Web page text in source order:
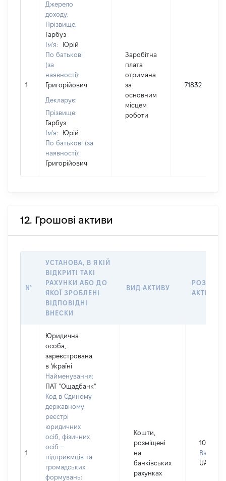
1
Джерело
доходу:
Прізвище:
Гарбуз
Ім'я:
Юрій
По батькові
(за
наявності):
Григорійович
Декларує:
Прізвище:
Гарбуз
Ім'я:
Юрій
По батькові (за
наявності):
Григорійович
Заробітна
плата
отримана
за
основним
місцем
роботи
71832
12. Грошові активи
№
УСТАНОВА, В ЯКІЙ
ВІДКРИТІ ТАКІ
РАХУНКИ АБО ДО
ЯКОЇ ЗРОБЛЕНІ
ВІДПОВІДНІ
ВНЕСКИ
ВИД АКТИВУ
РОЗМІР
АКТИВУ
1
Юридична
особа,
зареєстрована
в Україні
Найменування:
ПАТ "Ощадбанк"
Код в Єдиному
державному
реєстрі
юридичних
осіб, фізичних
осіб –
підприємців та
громадських
формувань:
Кошти,
розміщені
на
банківських
рахунках
106800
Валюта:
UAH